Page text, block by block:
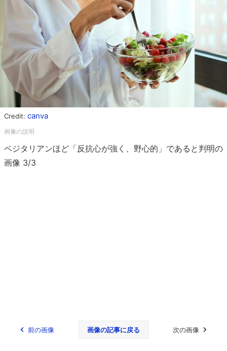
Credit: canva
ベジタリアンほど「反抗心が強く、野心的」であると判明の
画像 3/3
前の画像 画像の記事に戻る 次の画像